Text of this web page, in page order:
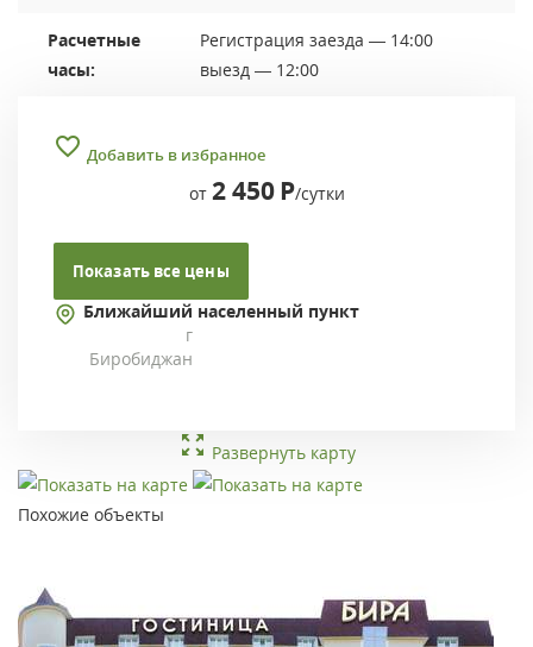
Расчетные
часы:
Регистрация заезда — 14:00
выезд — 12:00
Добавить в избранное
от 2 450 Р/сутки
Показать все цены
Ближайший населенный пункт
г
Биробиджан
Развернуть карту
Похожие объекты